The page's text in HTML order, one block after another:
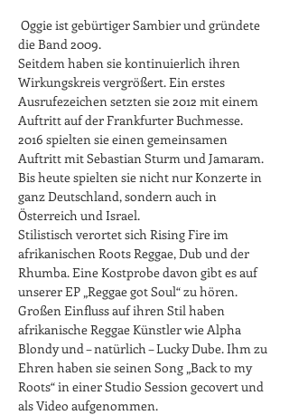
Oggie ist gebürtiger Sambier und gründete
die Band 2009.
Seitdem haben sie kontinuierlich ihren
Wirkungskreis vergrößert. Ein erstes
Ausrufezeichen setzten sie 2012 mit einem
Auftritt auf der Frankfurter Buchmesse.
2016 spielten sie einen gemeinsamen
Auftritt mit Sebastian Sturm und Jamaram.
Bis heute spielten sie nicht nur Konzerte in
ganz Deutschland, sondern auch in
Österreich und Israel.
Stilistisch verortet sich Rising Fire im
afrikanischen Roots Reggae, Dub und der
Rhumba. Eine Kostprobe davon gibt es auf
unserer EP „Reggae got Soul“ zu hören.
Großen Einfluss auf ihren Stil haben
afrikanische Reggae Künstler wie Alpha
Blondy und – natürlich – Lucky Dube. Ihm zu
Ehren haben sie seinen Song „Back to my
Roots“ in einer Studio Session gecovert und
als Video aufgenommen.